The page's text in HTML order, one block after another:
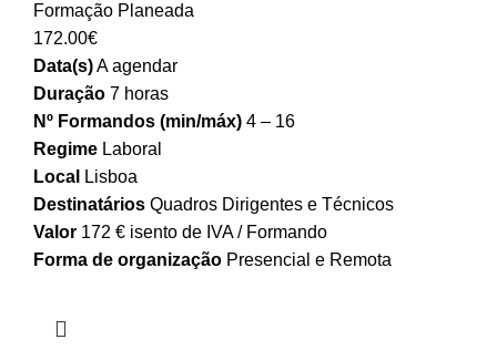
Formação Planeada
172.00€
Data(s)A agendar
Duração 7 horas
Nº Formandos (min/máx) 4 – 16
Regime Laboral
Local
Lisboa
Destinatários Quadros Dirigentes e Técnicos
Valor 172 € isento de IVA / Formando
Forma de organização Presencial e Remota